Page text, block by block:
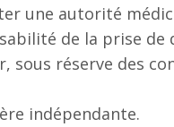
une autorité
de la prise de
sous réserve des
indépendante.